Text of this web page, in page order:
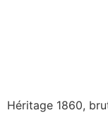
Héritage 1860,